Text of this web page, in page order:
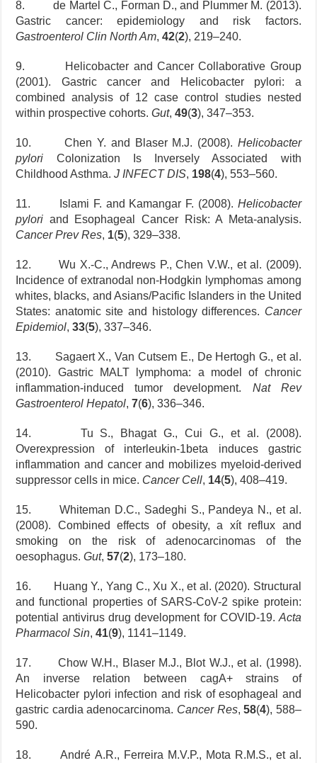
8. de Martel C., Forman D., and Plummer M. (2013).
Gastric cancer: epidemiology and risk factors.
Gastroenterol Clin North Am,42(2), 219–240.
9. Helicobacter and Cancer Collaborative Group
(2001). Gastric cancer and Helicobacter pylori: a
combined analysis of 12 case control studies nested
within prospective cohorts.Gut,49(3), 347–353.
10. Chen Y. and Blaser M.J. (2008). Helicobacter
pylori Colonization Is Inversely Associated with
Childhood Asthma.J INFECT DIS, 198(4), 553–560.
11. Islami F. and Kamangar F. (2008). Helicobacter
pylori and Esophageal Cancer Risk: A Meta-analysis.
Cancer Prev Res, 1(5), 329–338.
12. Wu X.-C., Andrews P., Chen V.W., et al. (2009).
Incidence of extranodal non-Hodgkin lymphomas among
whites, blacks, and Asians/Pacific Islanders in the United
States: anatomic site and histology differences. Cancer
Epidemiol,33(5), 337–346.
13. Sagaert X., Van Cutsem E., De Hertogh G., et al.
(2010). Gastric MALT lymphoma: a model of chronic
inflammation-induced tumor development. Nat Rev
Gastroenterol Hepatol,7(6), 336–346.
14. Tu S., Bhagat G., Cui G., et al. (2008).
Overexpression of interleukin-1beta induces gastric
inflammation and cancer and mobilizes myeloid-derived
suppressor cells in mice. Cancer Cell, 14(5), 408–419.
15. Whiteman D.C., Sadeghi S., Pandeya N., et al.
(2008). Combined effects of obesity, a xít reflux and
smoking on the risk of adenocarcinomas of the
oesophagus.Gut,57(2), 173–180.
16. Huang Y., Yang C., Xu X., et al. (2020). Structural
and functional properties of SARS-CoV-2 spike protein:
potential antivirus drug development for COVID-19. Acta
Pharmacol Sin,41(9), 1141–1149.
17. Chow W.H., Blaser M.J., Blot W.J., et al. (1998).
An inverse relation between cagA+ strains of
Helicobacter pylori infection and risk of esophageal and
gastric cardia adenocarcinoma. Cancer Res,58(4), 588–
590.
18. André A.R., Ferreira M.V.P., Mota R.M.S., et al.